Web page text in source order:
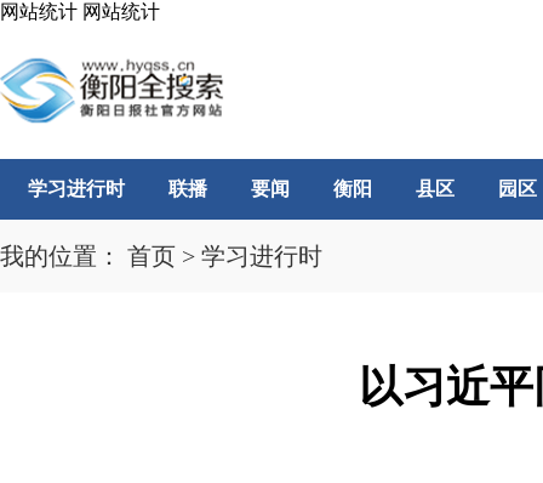
网站统计 网站统计
学习进行时 联播 要闻 衡阳 县区 园区
我的位置： 首页 > 学习进行时
以习近